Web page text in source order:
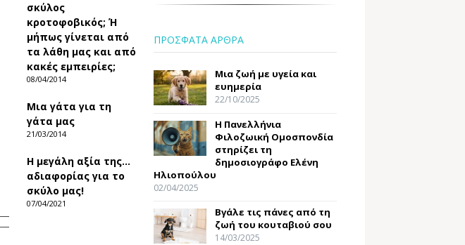
σκύλος
κροτοφοβικός; Ή
μήπως γίνεται από
τα λάθη μας και από
κακές εμπειρίες;
08/04/2014
Mια γάτα για τη
γάτα μας
21/03/2014
Η μεγάλη αξία της…
αδιαφορίας για το
σκύλο μας!
07/04/2021
ΠΡΟΣΦΑΤΑ ΑΡΘΡΑ
Μια ζωή με υγεία και
ευημερία
22/10/2025
Η Πανελλήνια
Φιλοζωική Ομοσπονδία
στηρίζει τη
δημοσιογράφο Ελένη
Ηλιοπούλου
02/04/2025
Βγάλε τις πάνες από τη
ζωή του κουταβιού σου
14/03/2025